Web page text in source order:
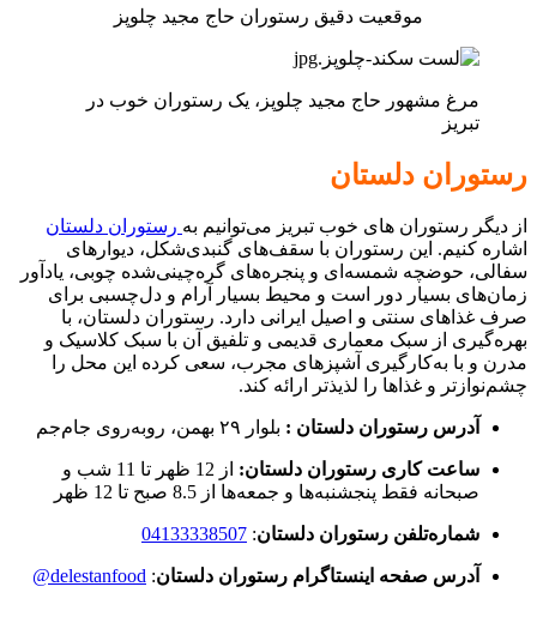
موقعیت دقیق رستوران حاج مجید چلوپز
مرغ مشهور حاج مجید چلوپز، یک رستوران خوب در
تبریز
رستوران دلستان
از دیگر رستوران های خوب تبریز می‌توانیم به رستوران دلستان
اشاره کنیم. این رستوران با سقف‌های گنبدی‌شکل، دیوارهای
سفالی، حوضچه شمسه‌ای و پنجره‌های گره‌چینی‌شده‌ چوبی، یادآور
زمان‌های بسیار دور است و محیط بسیار آرام و دل‌چسبی برای
صرف غذاهای سنتی و اصیل ایرانی دارد. رستوران دلستان، با
بهره‌گیری از سبک معماری قدیمی و تلفیق آن با سبک کلاسیک و
مدرن و با به‌کارگیری آشپزهای مجرب، سعی کرده این محل را
چشم‌نوازتر و غذاها را لذیذتر ارائه کند.
آدرس رستوران دلستان : بلوار ۲۹ بهمن، روبه‌روی جام‌جم
ساعت کاری رستوران دلستان:
از 12 ظهر تا 11 شب و
صبحانه فقط پنجشنبه‌ها و جمعه‌ها از 8.5 صبح تا 12 ظهر
شماره‌تلفن رستوران دلستان:
04133338507
آدرس صفحه اینستاگرام رستوران دلستان:
delestanfood@